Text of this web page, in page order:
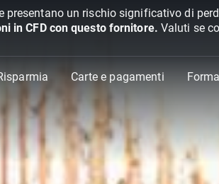
presentano un rischio significativo di
in CFD con questo fornitore. Valuti se
Carte e pagamenti